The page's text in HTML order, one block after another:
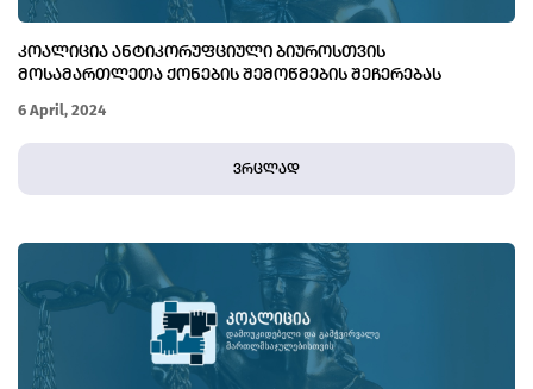
ᲙᲝᲐᲚᲘᲪᲘᲐ ᲐᲜᲢᲘᲙᲝᲠᲣᲤᲪᲘᲣᲚᲘ ᲑᲘᲣᲠᲝᲡᲗᲕᲘᲡ
ᲛᲝᲡᲐᲛᲐᲠᲗᲚᲔᲗᲐ ᲥᲝᲜᲔᲑᲘᲡ ᲨᲔᲛᲝᲬᲛᲔᲑᲘᲡ ᲨᲔᲩᲔᲠᲔᲑᲐᲡ
ᲔᲮᲛᲘᲐᲜᲔᲑᲐ
6 April, 2024
ვრცლად